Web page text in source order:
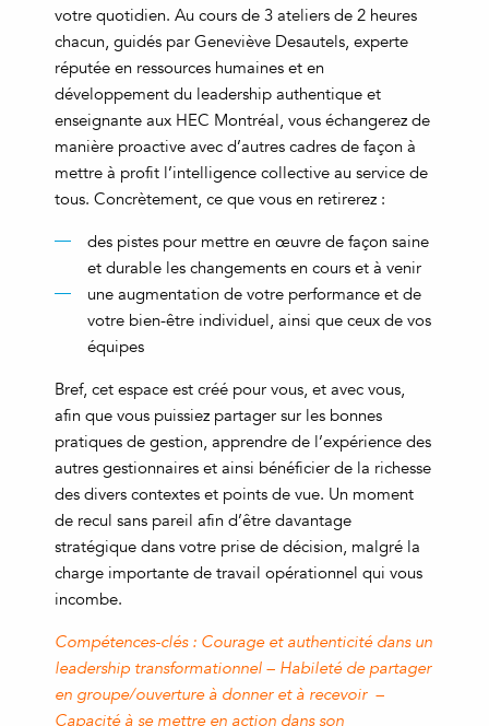
votre quotidien. Au cours de 3 ateliers de 2 heures
chacun, guidés par Geneviève Desautels, experte
réputée en ressources humaines et en
développement du leadership authentique et
enseignante aux HEC Montréal, vous échangerez de
manière proactive avec d’autres cadres de façon à
mettre à profit l’intelligence collective au service de
tous. Concrètement, ce que vous en retirerez :
des pistes pour mettre en œuvre de façon saine
et durable les changements en cours et à venir
une augmentation de votre performance et de
votre bien-être individuel, ainsi que ceux de vos
équipes
Bref, cet espace est créé pour vous, et avec vous,
afin que vous puissiez partager sur les bonnes
pratiques de gestion, apprendre de l’expérience des
autres gestionnaires et ainsi bénéficier de la richesse
des divers contextes et points de vue. Un moment
de recul sans pareil afin d’être davantage
stratégique dans votre prise de décision, malgré la
charge importante de travail opérationnel qui vous
incombe.
Compétences-clés : Courage et authenticité dans un
leadership transformationnel – Habileté de partager
en groupe/ouverture à donner et à recevoir –
Capacité à se mettre en action dans son